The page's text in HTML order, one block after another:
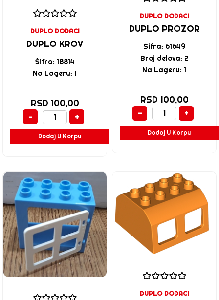
DUPLO DODACI
DUPLO KROV
Šifra: 18814
Na Lageru: 1
RSD 100,00
-
+
Dodaj U Korpu
DUPLO DODACI
DUPLO PROZOR
Šifra: 61649
Broj delova: 2
Na Lageru: 1
RSD 100,00
-
+
Dodaj U Korpu
DUPLO DODACI